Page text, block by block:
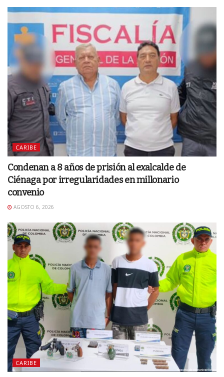
CARIBE
Condenan a 8 años de prisión al exalcalde de
Ciénaga por irregularidades en millonario
convenio
AGOSTO 6, 2026
CARIBE